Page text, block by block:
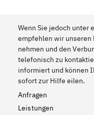
Wenn Sie jedoch unter
empfehlen wir unseren
nehmen und den
telefonisch zu
informiert und können
sofort zur Hilfe eilen.
Anfragen
Leistungen